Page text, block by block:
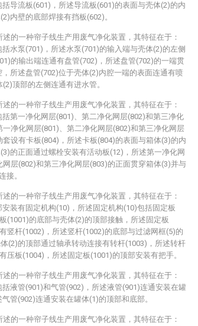
导流板(601)，所述导流板(601)的表面与壳体(2)的内
内壁的底部焊接有挡板(602)。
述的一种帘子线生产用废气净化装置，其特征在于：
水泵(701)，所述水泵(701)的输入端与壳体(2)的左侧
的输出端连通有盘管(702)，所述盘管(702)的一端贯
所述盘管(702)位于壳体(2)内腔一端的表面连通有喷
顶部的左侧连通有进水管。
述的一种帘子线生产用废气净化装置，其特征在于：
第一净化网层(801)、第二净化网层(802)和第三净化
一净化网层(801)、第二净化网层(802)和第三净化网层
套设有卡板(804)，所述卡板(804)的表面与箱体(3)的内
的正面通过螺栓安装有活动板(12)，所述第一净化网
网层(802)和第三净化网层(803)的正面贯穿箱体(3)并与
接。
述的一种帘子线生产用废气净化装置，其特征在于：
装有固定机构(10)，所述固定机构(10)包括固定板
(1001)的底部与壳体(2)的顶部接触，所述固定板
竖杆(1002)，所述竖杆(1002)的底部与过滤网框(5)的
(2)的顶部通过轴承转动连接有转杆(1003)，所述转杆
压板(1004)，所述固定板(1001)的顶部安装有把手。
的一种帘子线生产用废气净化装置，其特征在于：
液管(901)和气管(902)，所述液管(901)连通安装在罐
管(902)连通安装在罐体(1)的顶部和底部。
述的一种帘子线生产用废气净化装置，其特征在于：